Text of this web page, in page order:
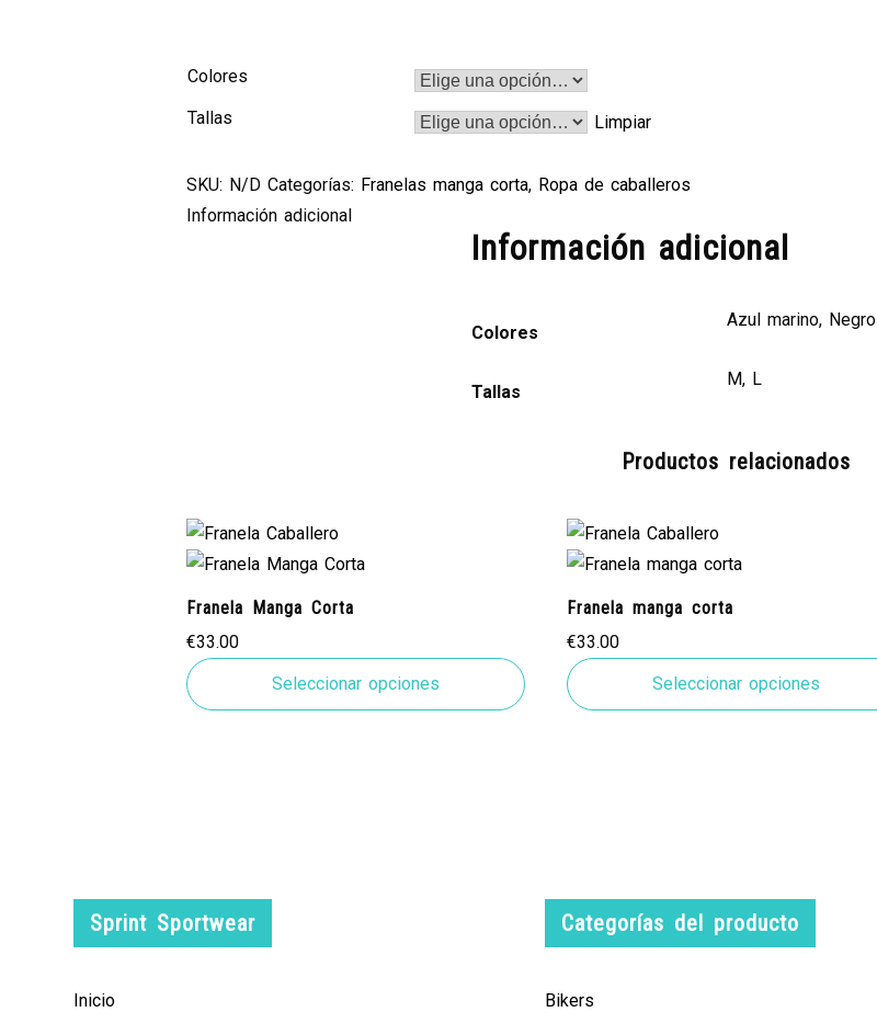
Colores
Tallas
Limpiar
SKU: N/D Categorías: Franelas manga corta, Ropa de caballeros
Información adicional
Información adicional
Colores
Azul marino, Negro
Tallas
M, L
Productos relacionados
Franela Manga Corta
€33.00
Seleccionar opciones
Franela manga corta
€33.00
Seleccionar opciones
Sprint Sportwear
Inicio
Categorías del producto
Bikers